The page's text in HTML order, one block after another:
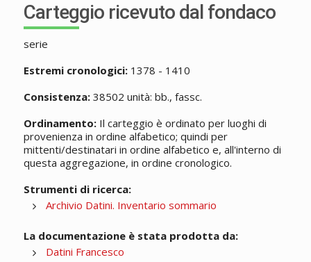
Carteggio ricevuto dal fondaco
serie
Estremi cronologici:1378 - 1410
Consistenza:38502 unità: bb., fassc.
Ordinamento:Il carteggio è ordinato per luoghi di
provenienza in ordine alfabetico; quindi per
mittenti/destinatari in ordine alfabetico e, all'interno di
questa aggregazione, in ordine cronologico.
Strumenti di ricerca:
Archivio Datini. Inventario sommario
La documentazione è stata prodotta da:
Datini Francesco